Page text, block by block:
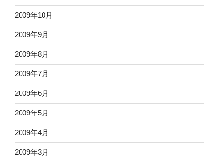
2009年10月
2009年9月
2009年8月
2009年7月
2009年6月
2009年5月
2009年4月
2009年3月